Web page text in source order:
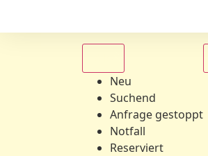
Neu
Suchend
Anfrage gestoppt
Notfall
Reserviert